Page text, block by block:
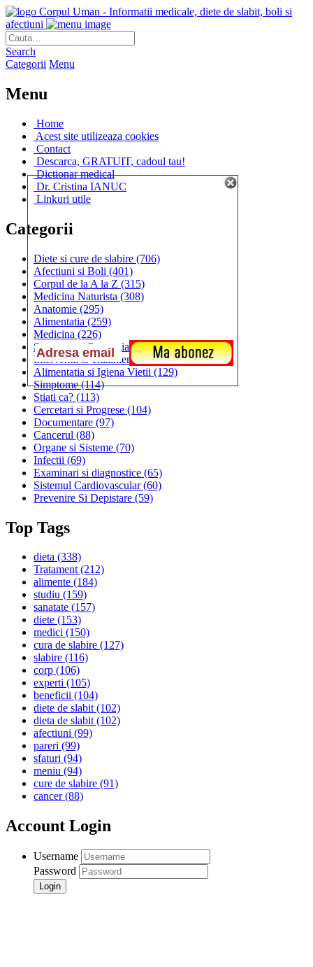
Corpul Uman - Informatii medicale, diete de slabit, boli si
afectiuni
Search
Categorii Menu
Menu
Home
Acest site utilizeaza cookies
Contact
Descarca, GRATUIT, cadoul tau!
Dictionar medical
Dr. Cristina IANUC
Linkuri utile
Categorii
Diete si cure de slabire (706)
Afectiuni si Boli (401)
Corpul de la A la Z (315)
Medicina Naturista (308)
Anatomie (295)
Alimentatia (259)
Medicina (226)
Sanatatea si Preventia(170)
Interventii si Tratamente(167)
Alimentatia si Igiena Vietii (129)
Simptome(114)
Stiati ca? (113)
Cercetari si Progrese (104)
Documentare (97)
Cancerul (88)
Organe si Sisteme (70)
Infectii (69)
Examinari si diagnostice (65)
Sistemul Cardiovascular(60)
Prevenire Si Depistare (59)
Top Tags
dieta (338)
Tratament(212)
alimente (184)
studiu (159)
sanatate (157)
diete (153)
medici (150)
cura de slabire (127)
slabire (116)
corp (106)
experti (105)
beneficii (104)
diete de slabit(102)
dieta de slabit(102)
afectiuni (99)
pareri (99)
sfaturi (94)
meniu (94)
cure de slabire (91)
cancer(88)
Account Login
Username
Password